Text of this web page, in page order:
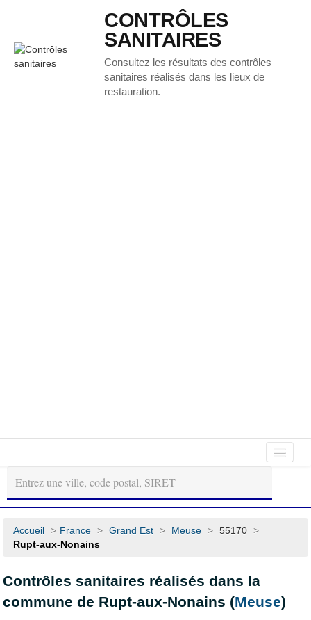
CONTRÔLES
SANITAIRES
Consultez les résultats des contrôles
sanitaires réalisés dans les lieux de
restauration.
Autour
de
moi
Régions
Accueil > France > Grand Est > Meuse > 55170 >
Rupt-aux-Nonains
Contrôles sanitaires réalisés dans la
commune de Rupt-aux-Nonains (Meuse)